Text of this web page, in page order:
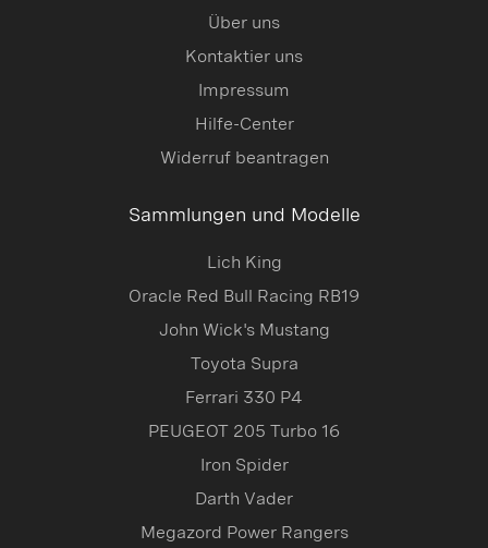
Über uns
Kontaktier uns
Impressum
Hilfe-Center
Widerruf beantragen
Sammlungen und Modelle
Lich King
Oracle Red Bull Racing RB19
John Wick's Mustang
Toyota Supra
Ferrari 330 P4
PEUGEOT 205 Turbo 16
Iron Spider
Darth Vader
Megazord Power Rangers